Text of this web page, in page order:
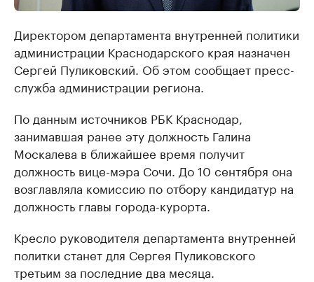
Директором департамента внутренней политики
администрации Краснодарского края назначен
Сергей Пуликовский. Об этом сообщает пресс-
служба администрации региона.
По данным источников РБК Краснодар,
занимавшая ранее эту должность Галина
Москалева в ближайшее время получит
должность вице-мэра Сочи. До 10 сентября она
возглавляла комиссию по отбору кандидатур на
должность главы города-курорта.
Кресло руководителя департамента внутренней
политки станет для Сергея Пуликовского
третьим за последние два месяца.